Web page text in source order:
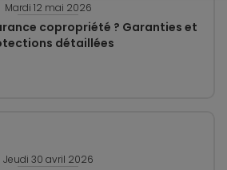
Mardi 12 mai 2026
copropriété ? Garanties et
détaillées
Jeudi 30 avril 2026